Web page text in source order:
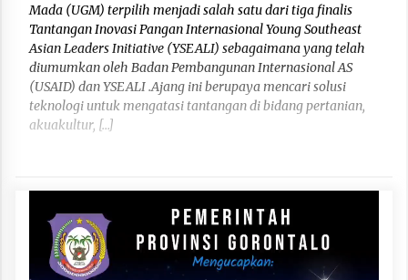
Mada (UGM) terpilih menjadi salah satu dari tiga finalis
Tantangan Inovasi Pangan Internasional Young Southeast
Asian Leaders Initiative (YSEALI) sebagaimana yang telah
diumumkan oleh Badan Pembangunan Internasional AS
(USAID) dan YSEALI .Ajang ini berupaya mencari solusi
teknologi untuk mengatasi tantangan di bidang pertanian,
akuakultur, […]